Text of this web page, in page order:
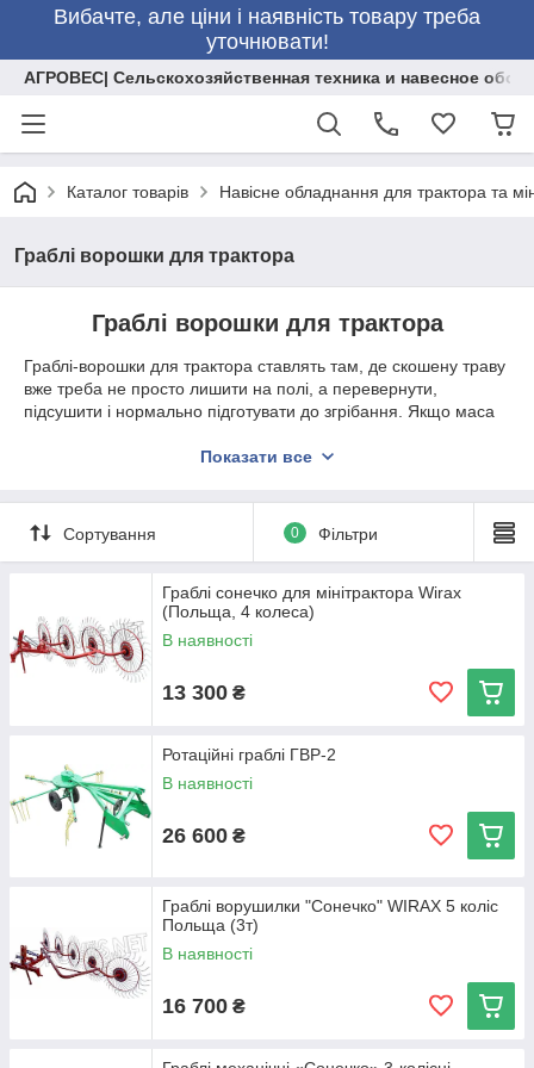
Вибачте, але ціни і наявність товару треба
уточнювати!
АГРОВЕС| Сельскохозяйственная техника и навесное
Каталог товарів Навісне обладнання для трактора та
Граблі ворошки для трактора
Граблі ворошки для трактора
Граблі-ворошки для трактора ставлять там, де скошену траву
вже треба не просто лишити на полі, а перевернути,
підсушити і нормально підготувати до згрібання. Якщо маса
може пріти знизу і потім гірше збирається у валок. Саме тут
швидко підняти, розпушити або згорнути в рівний валок під
реально економить час на заготівлі сіна і спрощує наступну
роботу по полю.
Для чого потрібні граблі-ворошки
масу і згрібати її у валки. Після такого проходу трава сохне
рівніше, а сам валок виходить більш зручним для підбирання
прес-підбирачем або вручну.
Для господарства це виглядає просто: якщо масу вчасно не
підняти і не перевернути, вона сохне нерівномірно. Частина
сіно до нормального стану.
Для яких робіт підходять
Граблі-ворошки для трактора використовують для:
Показати все
Сортування 0 Фільтри
Граблі сонечко для мінітрактора Wirax
(Польща, 4 колеса)
В наявності
13 300 ₴
Ротаційні граблі ГВР-2
В наявності
26 600 ₴
Граблі ворушилки "Сонечко" WIRAX 5 коліс
Польща (3т)
В наявності
16 700 ₴